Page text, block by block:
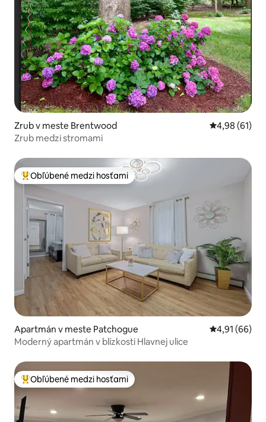
Zrub v meste Brentwood Priemerné
4,98 (61)
Zrub medzi stromami
Najobľúbenejšie medzi hosťami
Obľúbené medzi hosťami
Apartmán v meste Patchogue Priemerné
4,91 (66)
Moderný apartmán v blízkosti Hlavnej ulice
Najobľúbenejšie medzi hosťami
Obľúbené medzi hosťami